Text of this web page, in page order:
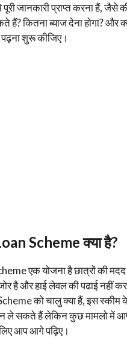
जानकारी प्राप्त करना हैं,
कितना ब्याज देना होगा? और
शुरू कीजिए।
Scheme क्या है?
एक योजना है छात्रों की
है और हाई लेवल की पढाई नहीं
को चालु क्या हैं, इस
ले सकते हैं लेकिन कुछ मामलो में
आप आगे पढ़िए।